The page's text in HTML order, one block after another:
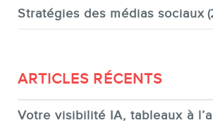
Stratégies des médias sociaux
ARTICLES RÉCENTS
Votre visibilité IA, tableaux à